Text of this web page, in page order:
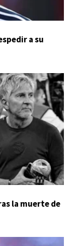
a su
la muerte de